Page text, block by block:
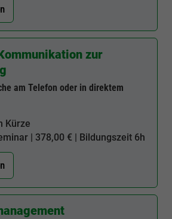
zur
am Telefon oder in direktem
Kürze
| 378,00 € | Bildungszeit 6h